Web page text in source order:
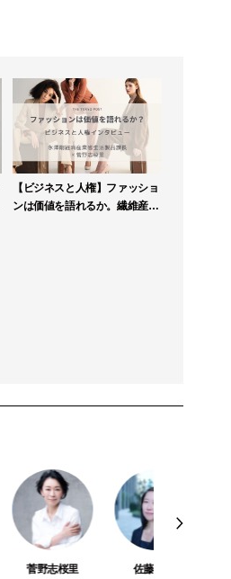
【ビジネスと人権】ファッショ
ンは価値を語れるか。繊維産業
菅野志桜里 佐藤 暁子